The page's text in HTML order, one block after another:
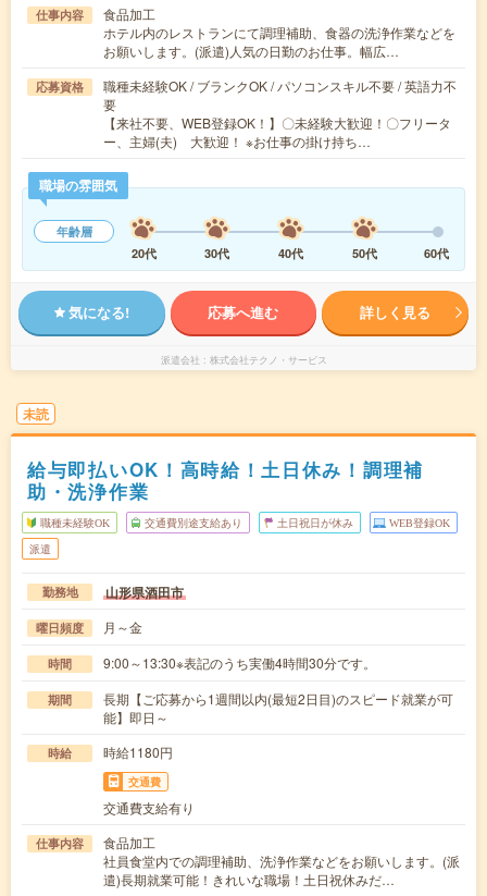
仕事内容
食品加工
ホテル内のレストランにて調理補助、食器の洗浄作業などを
お願いします。(派遣)人気の日勤のお仕事。幅広…
応募資格
職種未経験OK / ブランクOK / パソコンスキル不要 / 英語力不
要
【来社不要、WEB登録OK！】〇未経験大歓迎！〇フリータ
ー、主婦(夫) 大歓迎！ ※お仕事の掛け持ち…
職場の雰囲気
年齢層
20代
30代 40代 50代 60代
気になる! 応募へ進む 詳しく見る
派遣会社 株式会社テクノ・サービス
未読
給与即払いOK！高時給！土日休み！調理補
助・洗浄作業
職種未経験OK 交通費別途支給あり 土日祝日が休み WEB登録OK
派遣
勤務地 山形県酒田市
曜日頻度 月～金
時間 9:00～13:30※表記のうち実働4時間30分です。
期間
長期【ご応募から1週間以内(最短2日目)のスピード就業が可
能】即日～
時給 時給1180円
交通費
交通費支給有り
仕事内容
食品加工
社員食堂内での調理補助、洗浄作業などをお願いします。(派
遣)長期就業可能！きれいな職場！土日祝休みだ…